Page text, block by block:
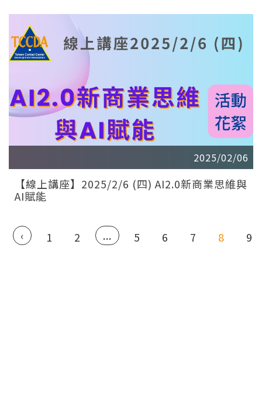
2025/02/06
【線上講座】2025/2/6 (四) AI2.0新商業思維與
AI賦能
‹ 1 2 ... 5 6 7 8 9